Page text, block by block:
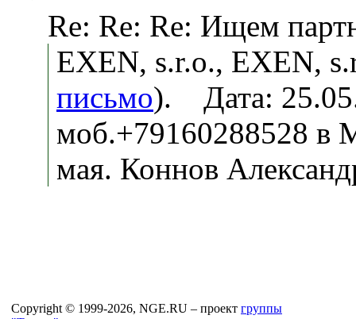
Re: Re: Re: Ищем
EXEN, s.r.o., EXEN,
письмо). Дата:
моб.+79160288528 в
мая. Коннов
Copyright © 1999-2026, NGE.RU – проект группы